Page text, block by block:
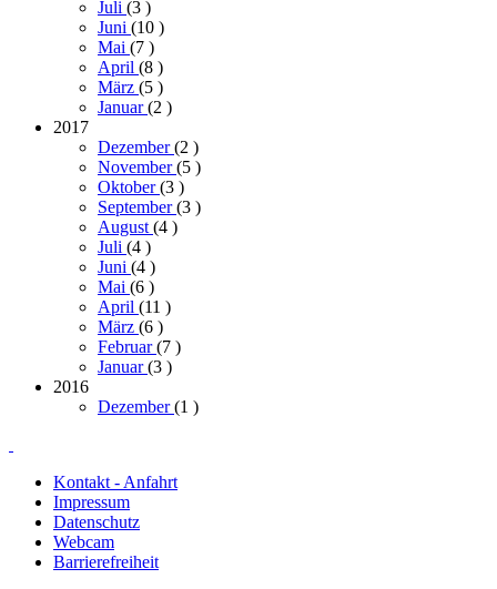
Juli (3 )
Juni (10 )
Mai (7 )
April (8 )
März (5 )
Januar(2 )
2017
Dezember(2 )
November(5 )
Oktober(3 )
September(3 )
August(4 )
Juli (4 )
Juni (4 )
Mai (6 )
April (11 )
März (6 )
Februar(7 )
Januar(3 )
2016
Dezember(1 )
Kontakt - Anfahrt
Impressum
Datenschutz
Webcam
Barrierefreiheit